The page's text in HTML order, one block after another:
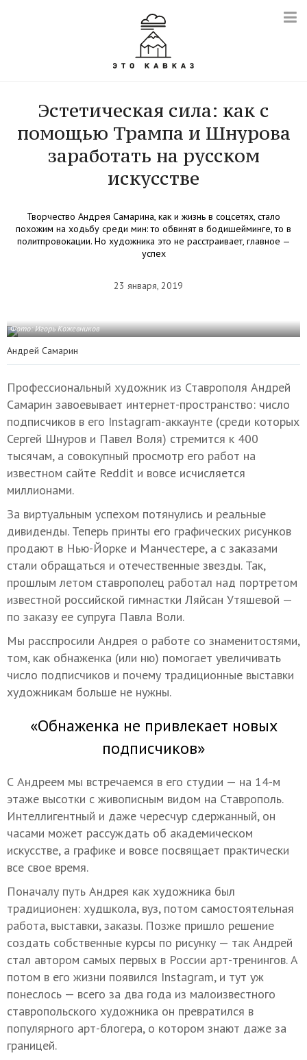
Эстетическая сила: как с
помощью Трампа и Шнурова
заработать на русском
искусстве
Творчество Андрея Самарина, как и жизнь в соцсетях, стало
похожим на ходьбу среди мин: то обвинят в бодишейминге, то в
политпровокации. Но художника это не расстраивает, главное —
успех
23 января, 2019
Фото: Игорь Кожевников
Андрей Самарин
Профессиональный художник из Ставрополя Андрей
Самарин завоевывает интернет-пространство: число
подписчиков в его Instagram-аккаунте (среди которых
Сергей Шнуров и Павел Воля) стремится к 400
тысячам, а совокупный просмотр его работ на
известном сайте Reddit и вовсе исчисляется
миллионами.
За виртуальным успехом потянулись и реальные
дивиденды. Теперь принты его графических рисунков
продают в Нью-Йорке и Манчестере, а с заказами
стали обращаться и отечественные звезды. Так,
прошлым летом ставрополец работал над портретом
известной российской гимнастки Ляйсан Утяшевой —
по заказу ее супруга Павла Воли.
Мы расспросили Андрея о работе со знаменитостями,
том, как обнаженка (или ню) помогает увеличивать
число подписчиков и почему традиционные выставки
художникам больше не нужны.
«Обнаженка не привлекает новых
подписчиков»
С Андреем мы встречаемся в его студии — на 14-м
этаже высотки с живописным видом на Ставрополь.
Интеллигентный и даже чересчур сдержанный, он
часами может рассуждать об академическом
искусстве, а графике и вовсе посвящает практически
все свое время.
Поначалу путь Андрея как художника был
традиционен: худшкола, вуз, потом самостоятельная
работа, выставки, заказы. Позже пришло решение
создать собственные курсы по рисунку — так Андрей
стал автором самых первых в России арт-тренингов. А
потом в его жизни появился Instagram, и тут уж
понеслось — всего за два года из малоизвестного
ставропольского художника он превратился в
популярного арт-блогера, о котором знают даже за
границей.